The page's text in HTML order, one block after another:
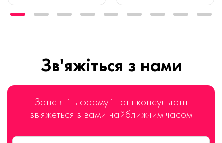
Зв'яжіться з нами
Заповніть форму і наш консультант
зв'яжеться з вами найближчим часом